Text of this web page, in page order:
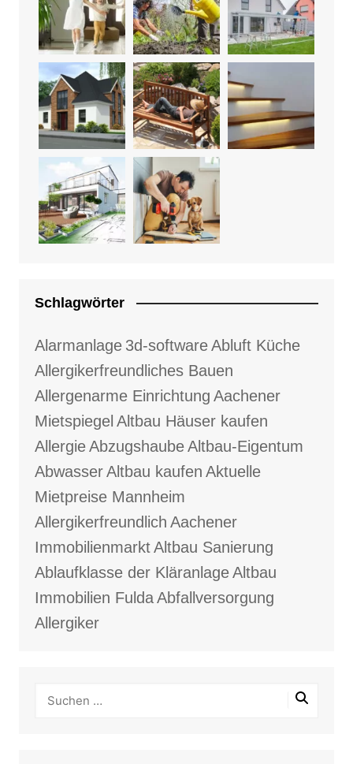
Schlagwörter
Alarmanlage 3d-softwareAbluft Küche
Allergikerfreundliches Bauen
Allergenarme Einrichtung Aachener
Mietspiegel Altbau Häuser kaufen
AllergieAbzugshaubeAltbau-Eigentum
AbwasserAltbau kaufen Aktuelle
Mietpreise Mannheim
Allergikerfreundlich Aachener
ImmobilienmarktAltbau Sanierung
Ablaufklasse der KläranlageAltbau
Immobilien FuldaAbfallversorgung
Allergiker